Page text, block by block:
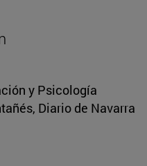
y Psicología
Diario de Navarra